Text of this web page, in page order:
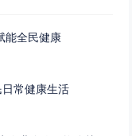
能全民健康
常健康生活